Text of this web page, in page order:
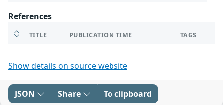
References
TITLE PUBLICATION TIME TAGS
Show details on source website
JSON Share To clipboard